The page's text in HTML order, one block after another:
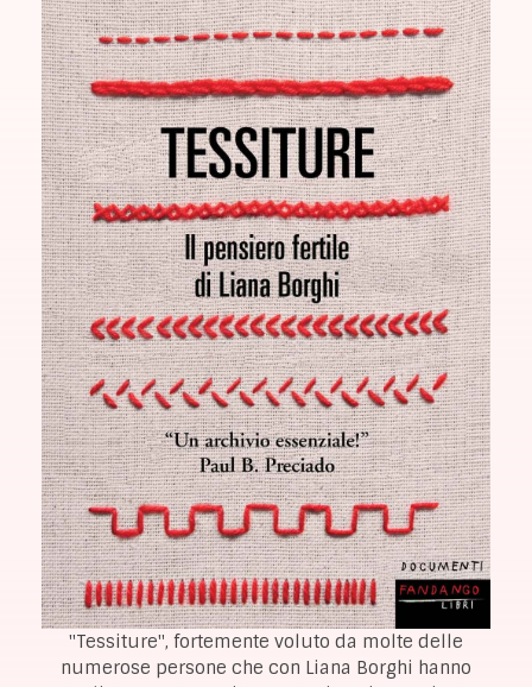
"Tessiture", fortemente voluto da molte delle
numerose persone che con Liana Borghi hanno